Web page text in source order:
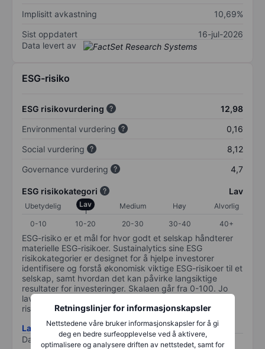
Retningslinjer for informasjonskapsler
Nettstedene våre bruker informasjonskapsler for å gi
deg en bedre surfeopplevelse ved å aktivere,
optimalisere og analysere driften av nettstedet, samt for
Implisitt avkastning
10,69%
Sist oppdatert
16-jul-2026
Data levert av
ESG-risiko
ESG risikovurdering
12,98
Environmental vurdering
0,16
Social vurdering
8,12
Governance vurdering
4,7
ESG risikokategori Lav
Ubetydelig Lav Medium Høy
Alvorlig
0-10
10-20 20-30 30-40 40+
ESG-risiko er et mål for hvor godt et selskap håndterer
materielle ESG-risikoer. Sustainalytics sine ESG
risikokategorier er designet for å hjelpe investorer
identifisere og forstå økonomisk viktige ESG-risikoer til et
selskap, samt hvordan det kan påvirke langsiktige
resultater for investeringer. Skalaen går fra 0-100. Jo
lavere plassering på skalen, jo bedre. 0 tilsvarer ingen
risiko og 100 tilsvarer maksimal risiko.
Last ned metodikk for ESG-risiko
Data levert av
/